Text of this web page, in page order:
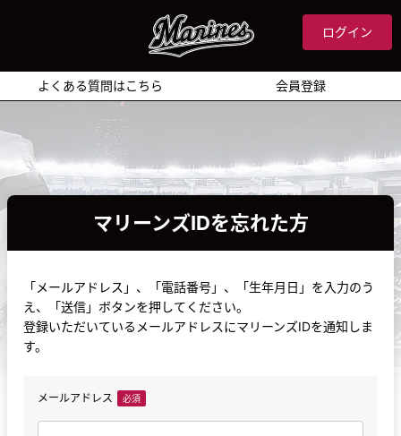
よくある質問はこちら 会員登録
ログイン
マリーンズIDを忘れた方
「メールアドレス」、「電話番号」、「生年月日」を入力のう
え、「送信」ボタンを押してください。
登録いただいているメールアドレスにマリーンズIDを通知しま
す。
メールアドレス